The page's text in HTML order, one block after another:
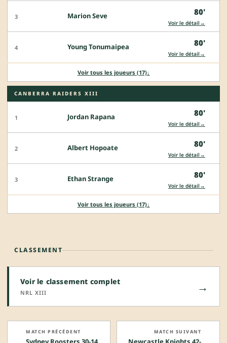
3 Marion Seve 80'
Voir le détail →
4 Young Tonumaipea 80'
Voir le détail →
Voir tous les joueurs (17)↓
CANBERRA RAIDERS XIII
1 Jordan Rapana 80'
Voir le détail →
2 Albert Hopoate 80'
Voir le détail →
3 Ethan Strange 80'
Voir le détail →
Voir tous les joueurs (17)↓
CLASSEMENT
Voir le classement complet
NRL XIII →
MATCH PRÉCÉDENT MATCH SUIVANT